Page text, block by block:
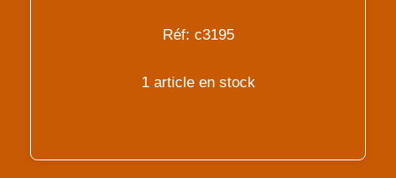
Réf: c3195
1 article en stock